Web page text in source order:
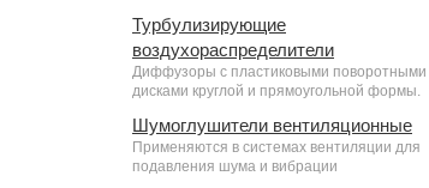
Турбулизирующие
воздухораспределители
Диффузоры с пластиковыми поворотными
дисками круглой и прямоугольной формы.
Шумоглушители вентиляционные
Применяются в системах вентиляции для
подавления шума и вибрации